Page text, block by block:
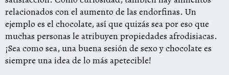
relacionados con el aumento de las endorfinas. Un
ejemplo es el chocolate, así que quizás sea por eso que
muchas personas le atribuyen propiedades afrodisiacas.
¡Sea como sea, una buena sesión de sexo y chocolate es
siempre una idea de lo más apetecible!